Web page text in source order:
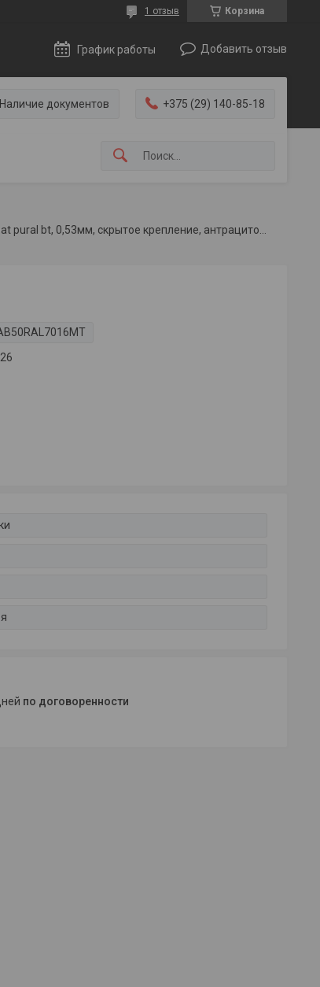
Корзина
1 отзыв
График работы Добавить отзыв
Наличие документов +375 (29) 140-85-18
по договоренности